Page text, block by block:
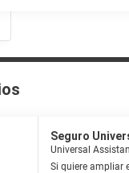
Seguro
Universal
Si quiere ampliar